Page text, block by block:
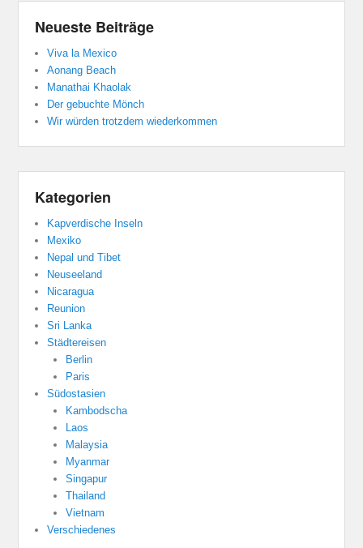
Neueste Beiträge
Viva la Mexico
Aonang Beach
Manathai Khaolak
Der gebuchte Mönch
Wir würden trotzdem wiederkommen
Kategorien
Kapverdische Inseln
Mexiko
Nepal und Tibet
Neuseeland
Nicaragua
Reunion
Sri Lanka
Städtereisen
Berlin
Paris
Südostasien
Kambodscha
Laos
Malaysia
Myanmar
Singapur
Thailand
Vietnam
Verschiedenes